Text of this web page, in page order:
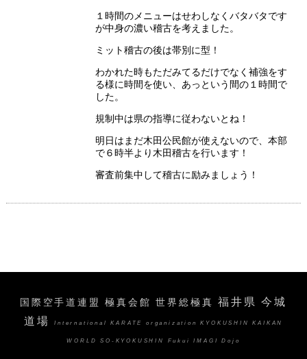
１時間のメニューはせわしなくバタバタです
が中身の濃い稽古を考えました。
ミット稽古の後は帯別に型！
わかれた時もただみてるだけでなく補強をす
る様に時間を使い、あっという間の１時間で
した。
規制中は県の指導に従わないとね！
明日はまだ木田公民館が使えないので、本部
で６時半より木田稽古を行います！
審査前集中して稽古に励みましょう！
国際空手道連盟 極真会館 世界総極真福井県 今城
道場
International KARATE organization KYOKUSHIN KAIKAN
WORLD SO-KYOKUSHIN Fukui IMAGI Dojo